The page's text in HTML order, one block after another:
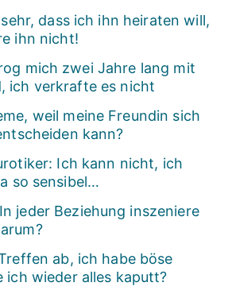
dass ich ihn heiraten will,
ihn nicht!
mich zwei Jahre lang mit
ich verkrafte es nicht
weil meine Freundin sich
kann?
Ich kann nicht, ich
so sensibel…
jeder Beziehung inszeniere
ab, ich habe böse
ich wieder alles kaputt?